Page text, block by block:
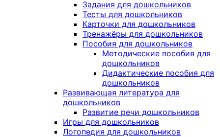
Задания для дошкольников
Тесты для дошкольников
Карточки для дошкольников
Тренажёры для дошкольников
Пособия для дошкольников
Методические пособия для
дошкольников
Дидактические пособия для
дошкольников
Развивающая литература для
дошкольников
Развитие речи дошкольников
Игры для дошкольников
Логопедия для дошкольников